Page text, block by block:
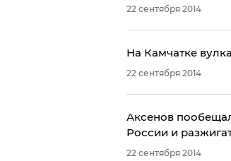
22 сентября 2014
На Камчатке
22 сентября 2014
Аксенов
России и
22 сентября 2014